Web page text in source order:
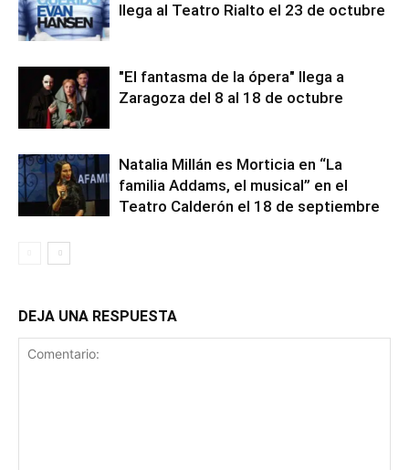
llega al Teatro Rialto el 23 de octubre
"El fantasma de la ópera" llega a
Zaragoza del 8 al 18 de octubre
Natalia Millán es Morticia en “La
familia Addams, el musical” en el
Teatro Calderón el 18 de septiembre
DEJA UNA RESPUESTA